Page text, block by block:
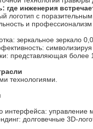
где инженерия
логотип с
и
зеркальное зеркало
представляющая более
технологиями.
интерфейса:
долговечные 3D-